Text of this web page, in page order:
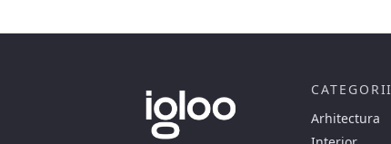
CATEGORII
Arhitectura